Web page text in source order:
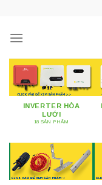
content
INVERTER HÒA
LƯỚI
18 SẢN PHẨM